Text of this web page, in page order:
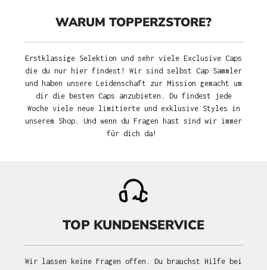
WARUM TOPPERZSTORE?
Erstklassige Selektion und sehr viele Exclusive Caps
die du nur hier findest! Wir sind selbst Cap Sammler
und haben unsere Leidenschaft zur Mission gemacht um
dir die besten Caps anzubieten. Du findest jede
Woche viele neue limitierte und exklusive Styles in
unserem Shop. Und wenn du Fragen hast sind wir immer
für dich da!
TOP KUNDENSERVICE
Wir lassen keine Fragen offen. Du brauchst Hilfe bei